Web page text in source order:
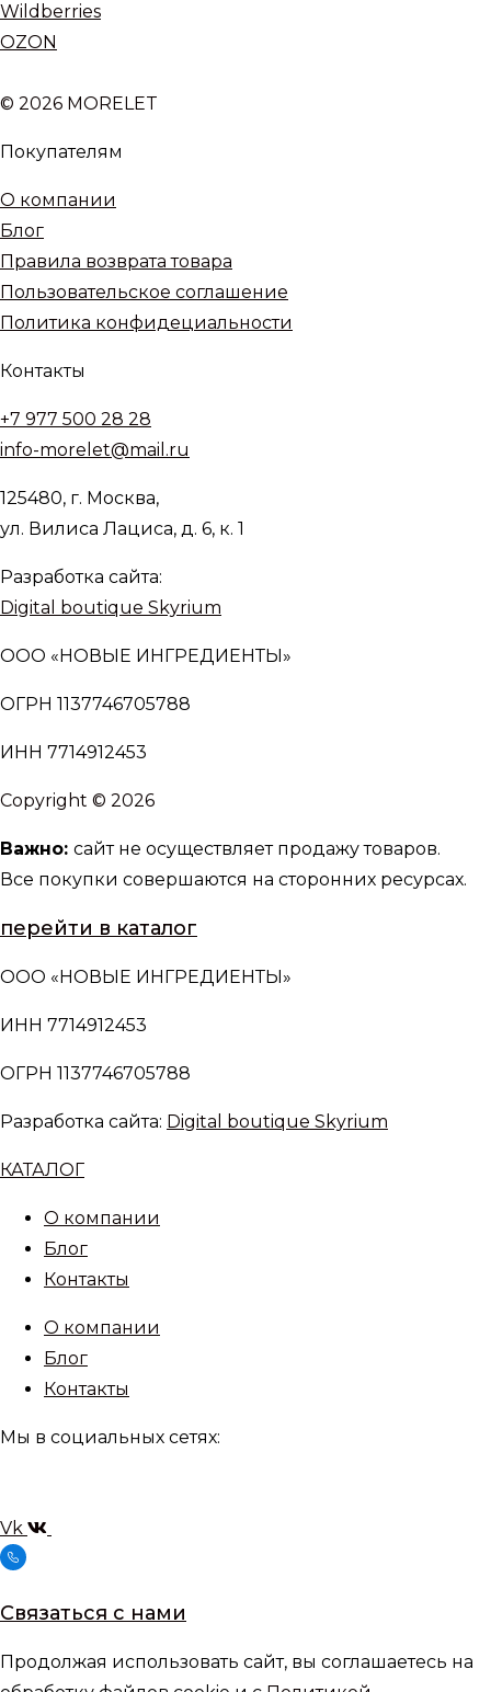
Wildberries
OZON
© 2026 MORELET
Покупателям
О компании
Блог
Правила возврата товара
Пользовательское соглашение
Политика конфидециальности
Контакты
+7 977 500 28 28
info-morelet@mail.ru
125480, г. Москва,
ул. Вилиса Лациса, д. 6, к. 1
Разработка сайта:
Digital boutique Skyrium
ООО «НОВЫЕ ИНГРЕДИЕНТЫ»
ОГРН 1137746705788
ИНН 7714912453
Copyright © 2026
Важно: сайт не осуществляет продажу товаров.
Все покупки совершаются на сторонних ресурсах.
перейти в каталог
ООО «НОВЫЕ ИНГРЕДИЕНТЫ»
ИНН 7714912453
ОГРН 1137746705788
Разработка сайта: Digital boutique Skyrium
КАТАЛОГ
О компании
Блог
Контакты
О компании
Блог
Контакты
Мы в социальных сетях:
Vk
Связаться с нами
Продолжая использовать сайт, вы соглашаетесь на